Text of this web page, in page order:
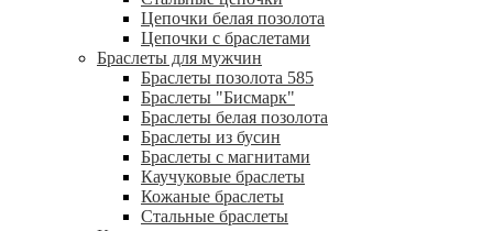
Цепочки белая позолота
Цепочки с браслетами
Браслеты для мужчин
Браслеты позолота 585
Браслеты "Бисмарк"
Браслеты белая позолота
Браслеты из бусин
Браслеты с магнитами
Каучуковые браслеты
Кожаные браслеты
Стальные браслеты